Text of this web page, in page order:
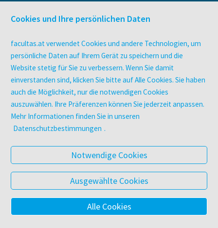
facultas Bindeservice
Druckerei facultas druckt.
Zeitschriften
Digitale Angebote
UNTERNEHMEN
Über facultas
facultas Kooperationen
Datenschutz & Cookies
AGB
Barrierefreiheit
© 2025 Facultas Verlags- und Buchhandels AG
Cookies und Ihre persönlichen Daten
facultas.at verwendet Cookies und andere Technologien, um
persönliche Daten auf Ihrem Gerät zu speichern und die
Website stetig für Sie zu verbessern. Wenn Sie damit
einverstanden sind, klicken Sie bitte auf Alle Cookies. Sie haben
auch die Möglichkeit, nur die notwendigen Cookies
auszuwählen. Ihre Präferenzen können Sie jederzeit anpassen.
Mehr Informationen finden Sie in unseren
Datenschutzbestimmungen .
Notwendige Cookies
Ausgewählte Cookies
Alle Cookies